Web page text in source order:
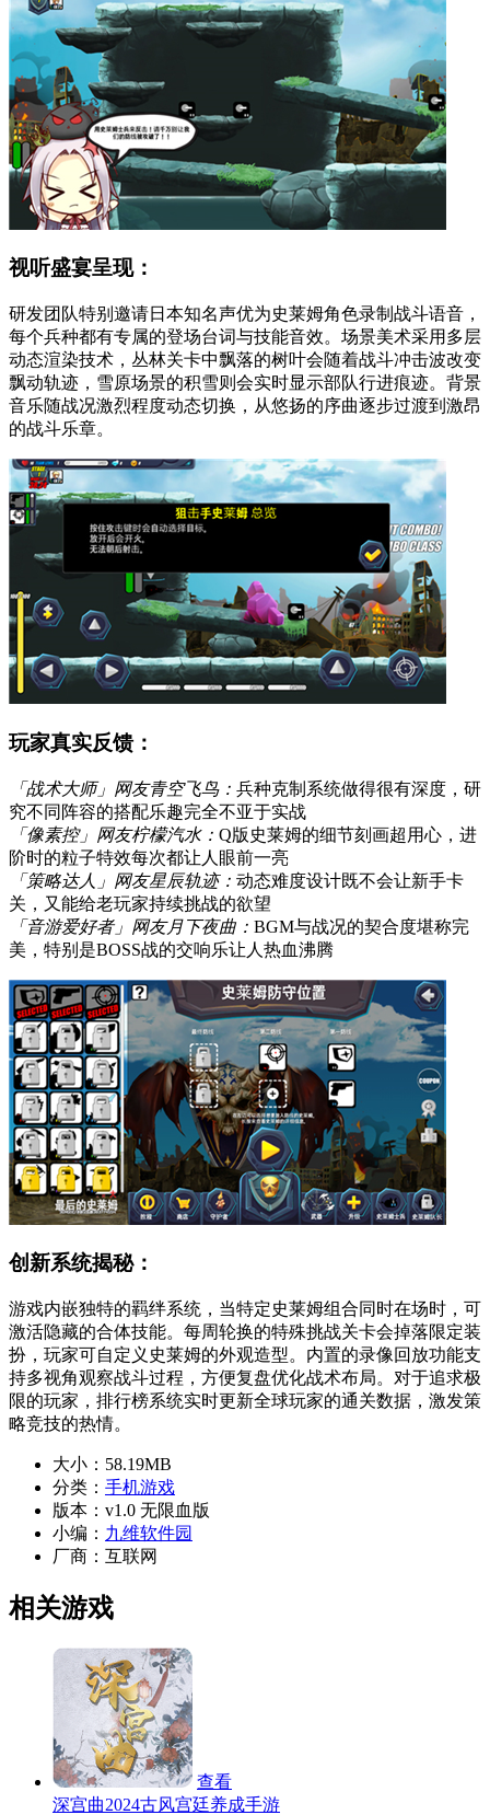
视听盛宴呈现：
研发团队特别邀请日本知名声优为史莱姆角色录制战斗语音，
每个兵种都有专属的登场台词与技能音效。场景美术采用多层
动态渲染技术，丛林关卡中飘落的树叶会随着战斗冲击波改变
飘动轨迹，雪原场景的积雪则会实时显示部队行进痕迹。背景
音乐随战况激烈程度动态切换，从悠扬的序曲逐步过渡到激昂
的战斗乐章。
玩家真实反馈：
「战术大师」网友青空飞鸟： 兵种克制系统做得很有深度，研
究不同阵容的搭配乐趣完全不亚于实战
「像素控」网友柠檬汽水： Q版史莱姆的细节刻画超用心，进
阶时的粒子特效每次都让人眼前一亮
「策略达人」网友星辰轨迹： 动态难度设计既不会让新手卡
关，又能给老玩家持续挑战的欲望
「音游爱好者」网友月下夜曲： BGM与战况的契合度堪称完
美，特别是BOSS战的交响乐让人热血沸腾
创新系统揭秘：
游戏内嵌独特的羁绊系统，当特定史莱姆组合同时在场时，可
激活隐藏的合体技能。每周轮换的特殊挑战关卡会掉落限定装
扮，玩家可自定义史莱姆的外观造型。内置的录像回放功能支
持多视角观察战斗过程，方便复盘优化战术布局。对于追求极
限的玩家，排行榜系统实时更新全球玩家的通关数据，激发策
略竞技的热情。
大小： 58.19MB
分类： 手机游戏
版本： v1.0 无限血版
小编： 九维软件园
厂商： 互联网
相关游戏
查看
深宫曲2024古风宫廷养成手游